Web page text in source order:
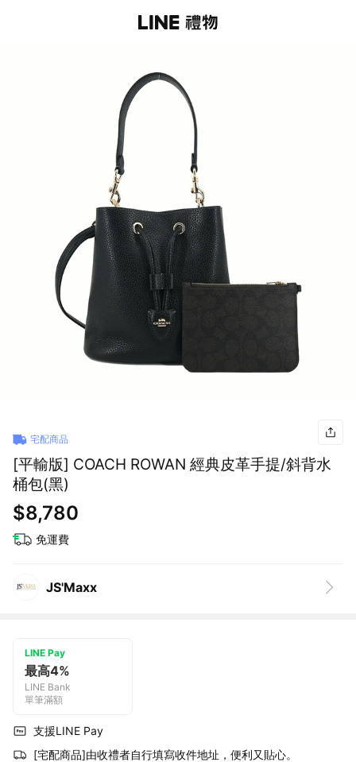
宅配商品
[平輸版] COACH ROWAN 經典皮革手提/斜背水
桶包(黑)
$8,780
免運費
JS'Maxx
LINE Pay
最高4%
LINE Bank
單筆滿額
支援LINE Pay
[宅配商品]由收禮者自行填寫收件地址，便利又貼心。